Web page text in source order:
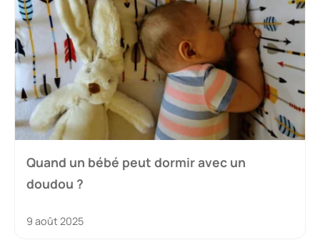
Quand un bébé peut dormir avec un
doudou ?
9 août 2025